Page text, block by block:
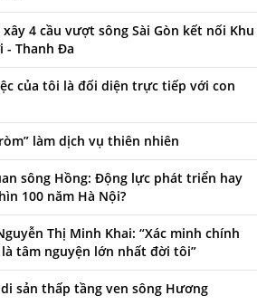
4 cầu vượt sông Sài Gòn kết nối Khu
- Thanh Đa
của tôi là đối diện trực tiếp với con
làm dịch vụ thiên nhiên
sông Hồng: Động lực phát triển hay
100 năm Hà Nội?
Thị Minh Khai: “Xác minh chính
tâm nguyện lớn nhất đời tôi”
sản thấp tầng ven sông Hương